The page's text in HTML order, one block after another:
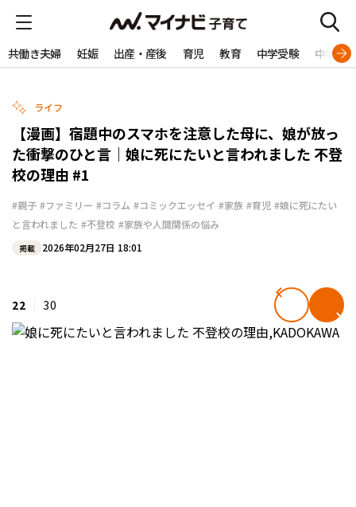
共働き夫婦 妊娠 出産・産後 育児 教育 中学受験 中学生
ライフ
【漫画】宿題中のスマホを注意した母に、娘が放っ
た衝撃のひと言｜娘に死にたいと言われました 不登
校の理由 #1
#親子 #ファミリー #コラム #コミックエッセイ #家族 #育児 #娘に死にたい
と言われました #不登校 #家族や人間関係の悩み
掲載 2026年02月27日 18:01
22 30